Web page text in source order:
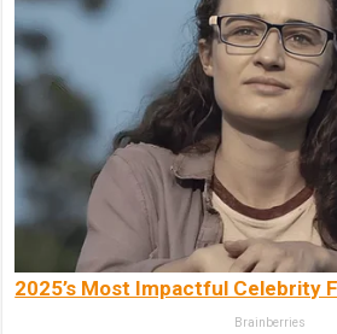
2025’s Most Impactful Celebrity
Brainberries